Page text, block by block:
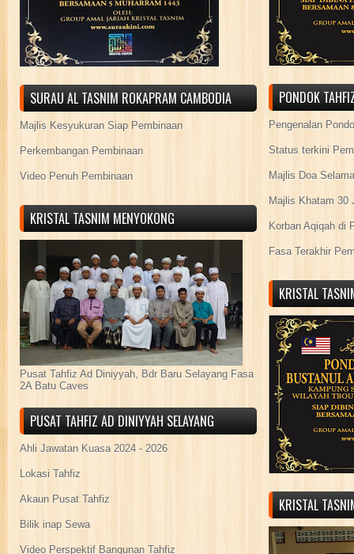
SURAU AL TASNIM ROKAPRAM CAMBODIA
Majlis Kesyukuran Siap Pembinaan
Perkembangan Pembinaan
Video Penuh Pembinaan
KRISTAL TASNIM MENYOKONG
Pusat Tahfiz Ad Diniyyah, Bdr Baru Selayang Fasa
2A Batu Caves
PUSAT TAHFIZ AD DINIYYAH SELAYANG
Ahli Jawatan Kuasa 2024 - 2026
Lokasi Tahfiz
Akaun Pusat Tahfiz
Bilik inap Sewa
Video Perspektif Bangunan Tahfiz
PONDOK
Pengenalan
Status terkini
Majlis Doa
Majlis Khatam 30
Korban Aqiqah di
Fasa Terakhir
KRISTAL
KRISTAL